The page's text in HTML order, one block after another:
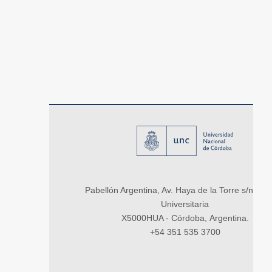
Pabellón Argentina, Av. Haya de la Torre s/n,
Universitaria
X5000HUA - Córdoba, Argentina.
+54 351 535 3700